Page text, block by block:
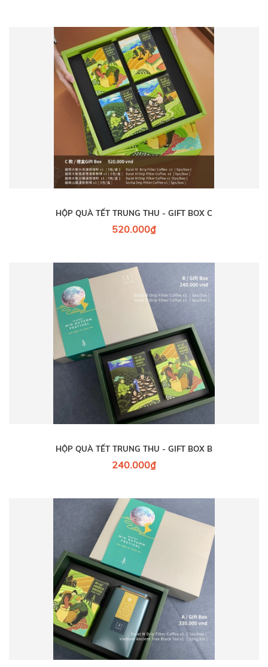
HỘP QUÀ TẾT TRUNG THU - GIFT BOX C
520.000₫
HỘP QUÀ TẾT TRUNG THU - GIFT BOX B
240.000₫